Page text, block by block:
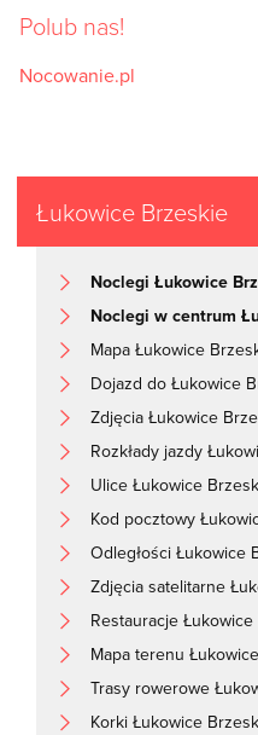
Polub nas!
Nocowanie.pl
Łukowice Brzeskie
Noclegi Łukowice
Noclegi w centrum
Mapa Łukowice
Dojazd do Łukowice
Zdjęcia Łukowice
Rozkłady jazdy
Ulice Łukowice
Kod pocztowy
Odległości Łukowice
Zdjęcia satelitarne
Restauracje
Mapa terenu
Trasy rowerowe
Korki Łukowice